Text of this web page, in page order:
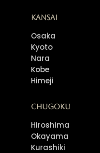
Kansai
Osaka
Kyoto
Nara
Kobe
Himeji
Chugoku
Hiroshima
Okayama
Kurashiki